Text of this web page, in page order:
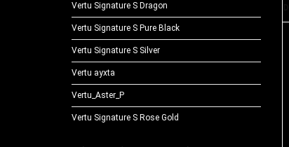
Vertu Signature S Dragon
Vertu Signature S Pure Black
Vertu Signature S Silver
Vertu ayxta
Vertu_Aster_P
Vertu Signature S Rose Gold